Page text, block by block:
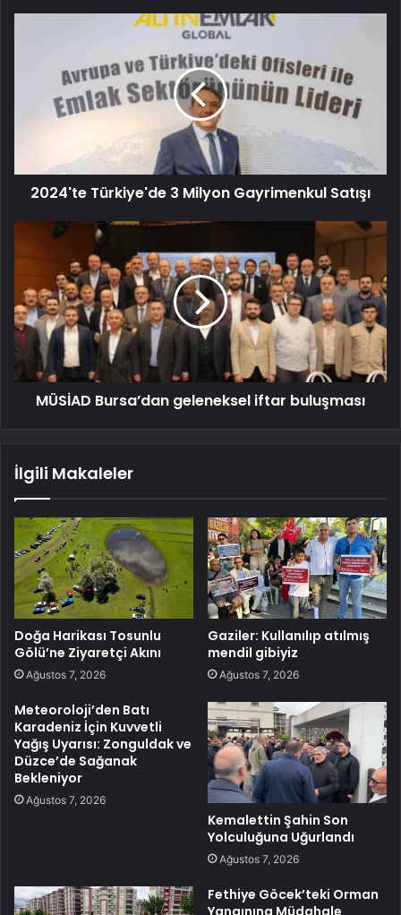
2024'te Türkiye'de 3 Milyon Gayrimenkul Satışı
MÜSİAD Bursa’dan geleneksel iftar buluşması
İlgili Makaleler
Doğa Harikası Tosunlu
Gölü’ne Ziyaretçi Akını
Ağustos 7, 2026
Gaziler: Kullanılıp atılmış
mendil gibiyiz
Ağustos 7, 2026
Meteoroloji’den Batı
Karadeniz İçin Kuvvetli
Yağış Uyarısı: Zonguldak ve
Düzce’de Sağanak
Bekleniyor
Ağustos 7, 2026
Kemalettin Şahin Son
Yolculuğuna Uğurlandı
Ağustos 7, 2026
Fethiye Göcek’teki Orman
Yangınına Müdahale